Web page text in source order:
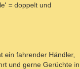
= doppelt und
ein fahrender Händler,
und gerne Gerüchte in